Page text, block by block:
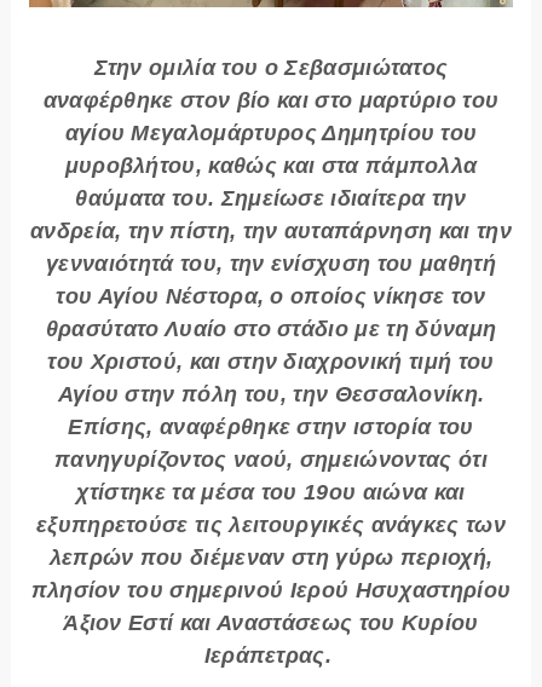
Στην ομιλία του ο Σεβασμιώτατος
αναφέρθηκε στον βίο και στο μαρτύριο του
αγίου Μεγαλομάρτυρος Δημητρίου του
μυροβλήτου, καθώς και στα πάμπολλα
θαύματα του. Σημείωσε ιδιαίτερα την
ανδρεία, την πίστη, την αυταπάρνηση και την
γενναιότητά του, την ενίσχυση του μαθητή
του Αγίου Νέστορα, ο οποίος νίκησε τον
θρασύτατο Λυαίο στο στάδιο με τη δύναμη
του Χριστού, και στην διαχρονική τιμή του
Αγίου στην πόλη του, την Θεσσαλονίκη.
Επίσης, αναφέρθηκε στην ιστορία του
πανηγυρίζοντος ναού, σημειώνοντας ότι
χτίστηκε τα μέσα του 19ου αιώνα και
εξυπηρετούσε τις λειτουργικές ανάγκες των
λεπρών που διέμεναν στη γύρω περιοχή,
πλησίον του σημερινού Ιερού Ησυχαστηρίου
Άξιον Εστί και Αναστάσεως του Κυρίου
Ιεράπετρας.